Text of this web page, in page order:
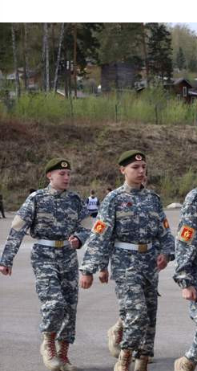
Команда
района
выиграла
спартакиаду
допризывной
молодёжи
Спорт
18.05.2026 14:47
416